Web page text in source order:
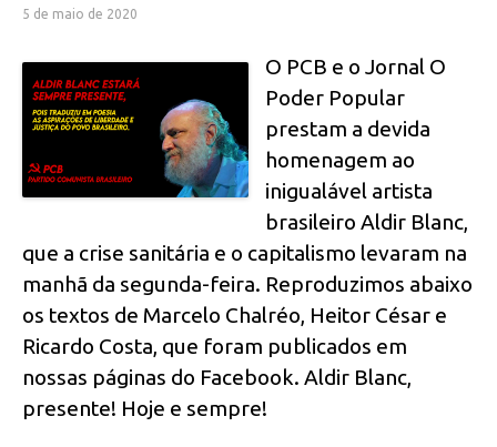
5 de maio de 2020
O PCB e o Jornal O
Poder Popular
prestam a devida
homenagem ao
inigualável artista
brasileiro Aldir Blanc,
que a crise sanitária e o capitalismo levaram na
manhã da segunda-feira. Reproduzimos abaixo
os textos de Marcelo Chalréo, Heitor César e
Ricardo Costa, que foram publicados em
nossas páginas do Facebook. Aldir Blanc,
presente! Hoje e sempre!